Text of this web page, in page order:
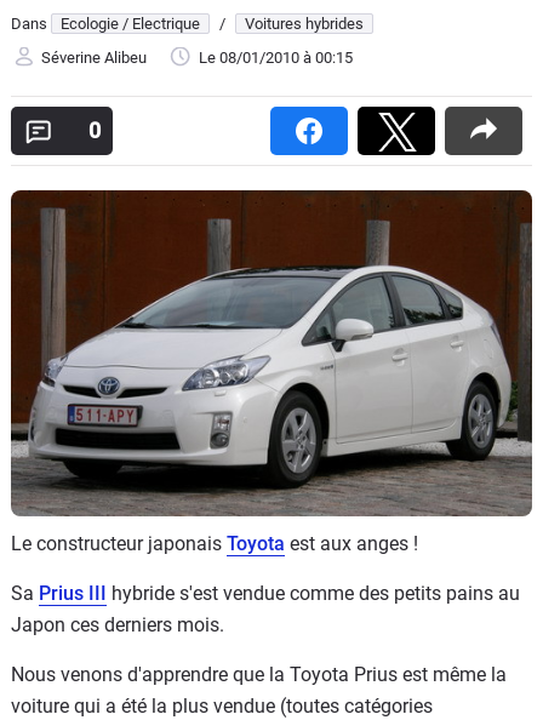
Guide
d'achat
Electriques
Utilitaires
Flottes
Auto
Forum
Moto
Marques
Dans Ecologie / Electrique /
Voitures hybrides
Séverine Alibeu
Le 08/01/2010 à 00:15
0
Le constructeur japonais Toyota est aux anges !
Sa Prius III
hybride s'est vendue comme des petits pains au
Japon ces derniers mois.
Nous venons d'apprendre que la Toyota Prius est même la
voiture qui a été la plus vendue (toutes catégories